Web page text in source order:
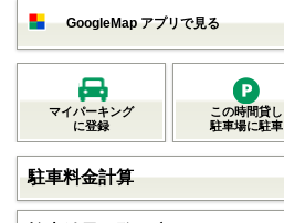
GoogleMap アプリで見る
マイパーキング
に登録
この時間貸し
駐車場に駐車
駐車料金計算